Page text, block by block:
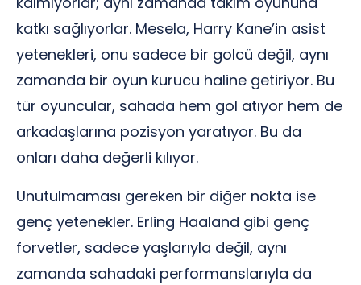
katkı sağlıyorlar. Mesela, Harry Kane’in asist
yetenekleri, onu sadece bir golcü değil, aynı
zamanda bir oyun kurucu haline getiriyor. Bu
tür oyuncular, sahada hem gol atıyor hem de
arkadaşlarına pozisyon yaratıyor. Bu da
onları daha değerli kılıyor.
Unutulmaması gereken bir diğer nokta ise
genç yetenekler. Erling Haaland gibi genç
forvetler, sadece yaşlarıyla değil, aynı
zamanda sahadaki performanslarıyla da